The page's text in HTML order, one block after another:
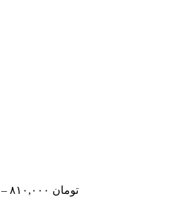
تومان –